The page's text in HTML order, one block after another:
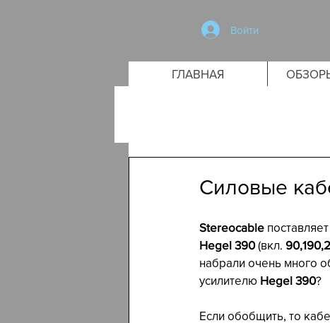
Войти
ГЛАВНАЯ
Силовые
Stereocable
Hegel 390 (вкл.
набрали очень много
усилителю Hegel 390?
Если обобщить, то